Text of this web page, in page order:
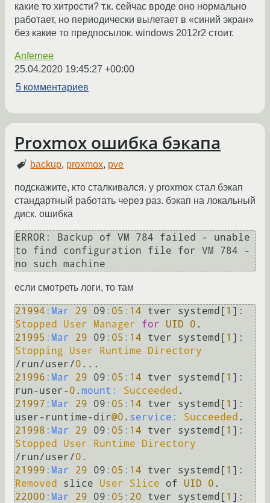
какие то хитрости? т.к. сейчас вроде оно нормально
работает, но периодически вылетает в «синий экран»
без какие то предпосылок. windows 2012r2 стоит.
Anfernee
25.04.2020 19:45:27 +00:00
5 комментариев
Proxmox ошибка бэкапа
backup, proxmox, pve
подскажите, кто сталкивался. у proxmox стал бэкап
стандартный работать через раз. бэкап на локальный
диск. ошибка
ERROR: Backup of VM 784 failed - unable
to find configuration file for VM 784 -
если смотреть логи, то там
21994 :Mar 29 09 : 05 : 14 tver systemd[ 1
Stopped
User Manager for UID 0
21995 :Mar 29 09 : 05 : 14 tver systemd[ 1
Stopping
User Runtime
Directory
/run/user/0
21996 :Mar 29 09 : 05 : 14 tver systemd[ 1 ]:
run-user-0 . mount: Succeeded
21997 :Mar 29 09 : 05 : 14 tver systemd[ 1 ]:
user-runtime-dir@0 . service: Succeeded
21998 :Mar 29 09 : 05 : 14 tver systemd[ 1
Stopped
User Runtime
Directory
/run/user/0
21999 :Mar 29 09 : 05 : 14 tver systemd[ 1
Removed
slice User Slice of UID 0
22000 :Mar 29 09 : 05 : 20 tver systemd[ 1 ]: